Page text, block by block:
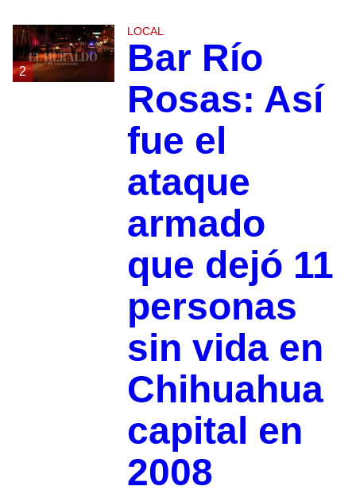
2
LOCAL
Bar Río
Rosas: Así
fue el
ataque
armado
que dejó 11
personas
sin vida en
Chihuahua
capital en
2008